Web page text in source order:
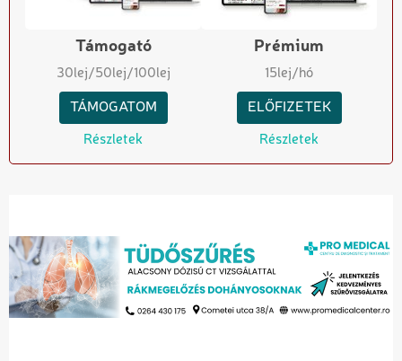
Támogató
30lej/50lej/100lej
TÁMOGATOM
Részletek
Prémium
15lej/hó
ELŐFIZETEK
Részletek